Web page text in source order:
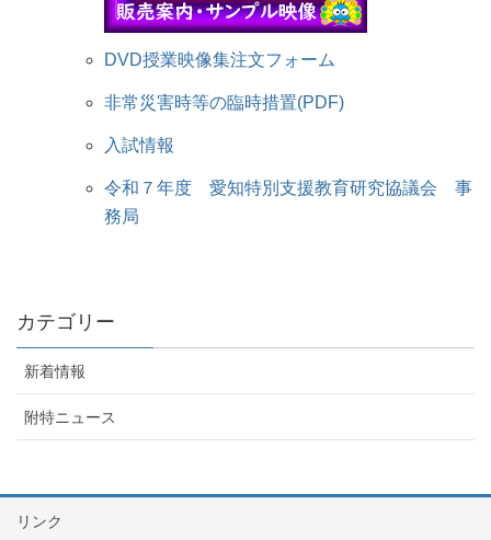
DVD授業映像集注文フォーム
非常災害時等の臨時措置(PDF)
入試情報
令和７年度 愛知特別支援教育研究協議会 事
務局
カテゴリー
新着情報
附特ニュース
リンク